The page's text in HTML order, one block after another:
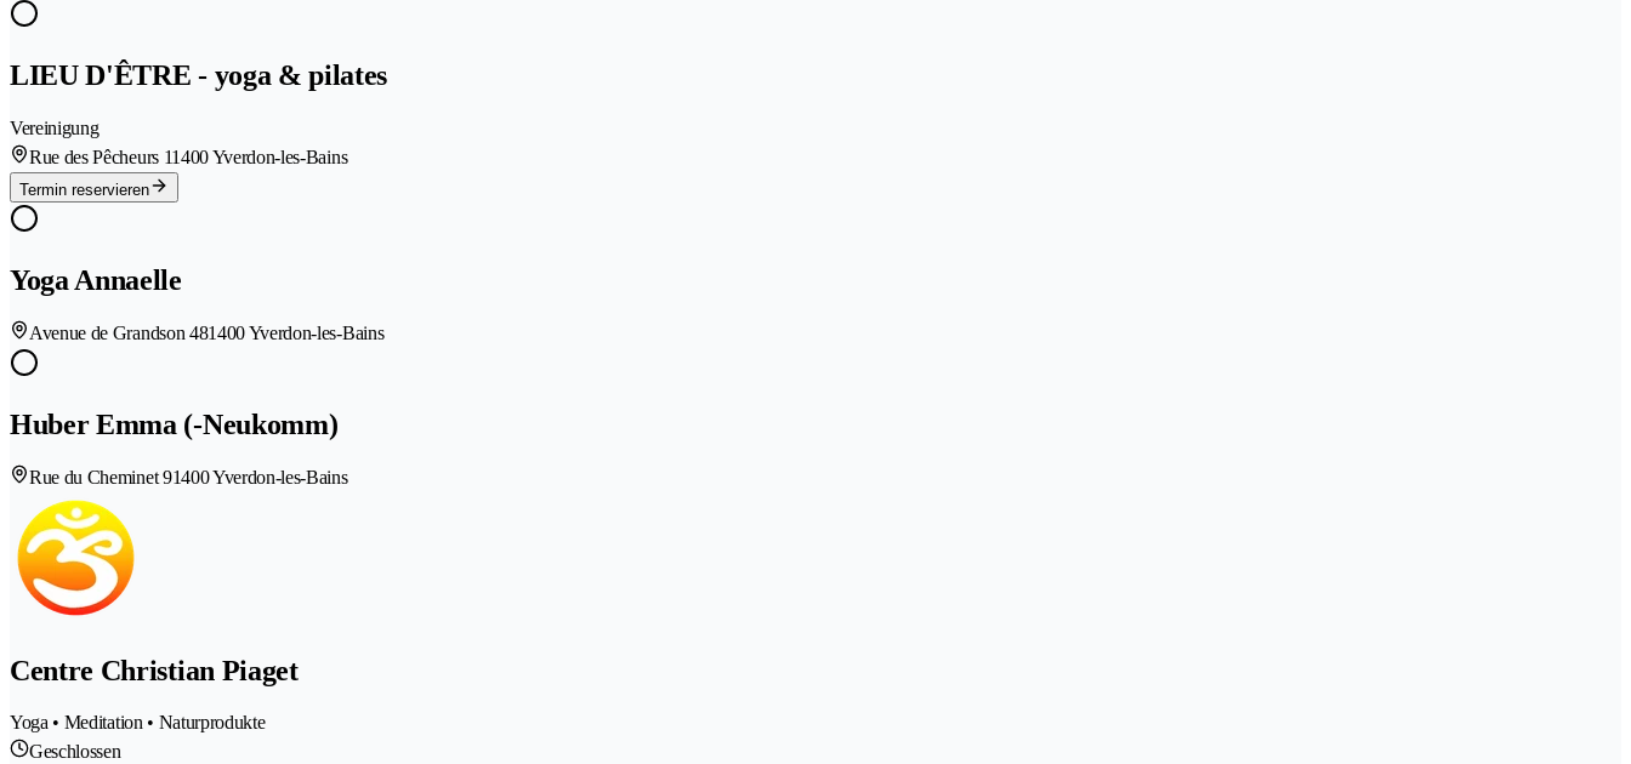
LIEU D'ÊTRE - yoga & pilates
Vereinigung
Rue des Pêcheurs 11400 Yverdon-les-Bains
Termin reservieren
Yoga Annaelle
Avenue de Grandson 481400 Yverdon-les-Bains
Huber Emma (-Neukomm)
Rue du Cheminet 91400 Yverdon-les-Bains
Centre Christian Piaget
Yoga • Meditation • Naturprodukte
Geschlossen